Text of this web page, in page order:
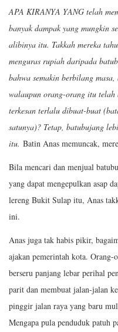
APA KIRANYA YANG telah
banyak dampak yang mungkin
alibinya itu. Takkah mereka
menguras rupiah daripada
bahwa semakin berbilang
walaupun orang-orang itu telah
terkesan terlalu dibuat-buat
satunya)? Tetap, batubujang
itu. Batin Anas memuncak,
Bila mencari dan menjual
yang dapat mengepulkan asap
lereng Bukit Sulap itu, Anas
ini.
Anas juga tak habis pikir,
ajakan pemerintah kota. Orang-
berseru panjang lebar perihal
parit dan membuat jalan-jalan
pinggir jalan raya yang baru
Mengapa pula penduduk patuh